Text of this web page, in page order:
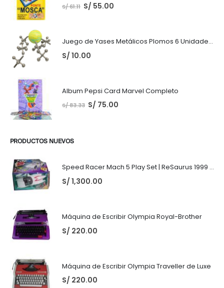
S/61.11 S/ 55.00
Juego de Yases Metálicos Plomos 6 Unidades + Pelota de Goma (En Bolsita Lista para Regalar)
S/ 10.00
Album Pepsi Card Marvel Completo
S/83.33 S/ 75.00
PRODUCTOS NUEVOS
Speed Racer Mach 5 Play Set | ReSaurus 1999 | Meteoro
S/ 1,300.00
Máquina de Escribir Olympia Royal-Brother
S/ 220.00
Máquina de Escribir Olympia Traveller de Luxe
S/ 220.00